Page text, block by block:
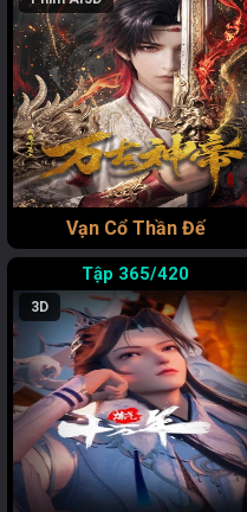
Vạn Cổ Thần Đế
365/420
3D